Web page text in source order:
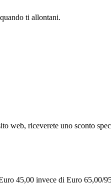
ti allontani.
web, riceverete uno sconto
45,00 invece di Euro 65,00/